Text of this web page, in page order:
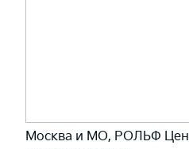
Москва и МО, РОЛЬФ